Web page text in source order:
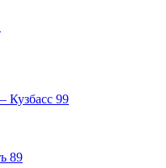
Кузбасс 99
89